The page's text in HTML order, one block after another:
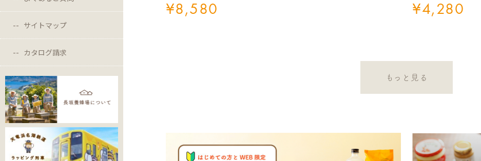
サイトマップ
カタログ請求
¥8,580 ¥4,280
もっと見る